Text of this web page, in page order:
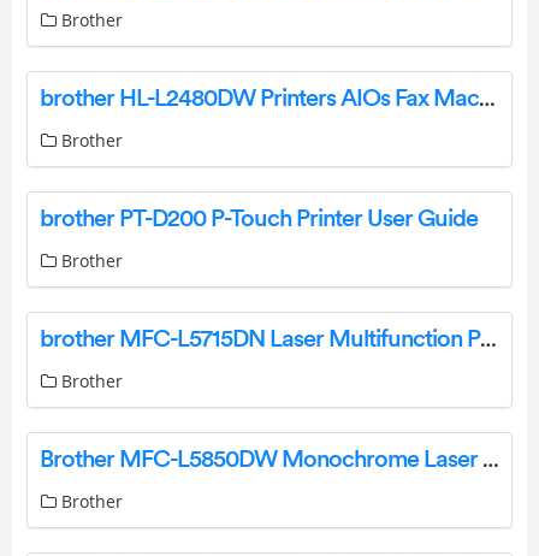
Brother
brother HL-L2480DW Printers AIOs Fax Machines User Guide
Brother
brother PT-D200 P-Touch Printer User Guide
Brother
brother MFC-L5715DN Laser Multifunction Printer User Guide
Brother
Brother MFC-L5850DW Monochrome Laser All-In-One Printer Instructions
Brother